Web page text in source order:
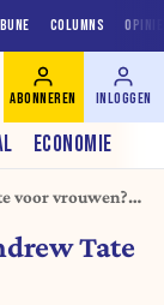
COLUMNS
ECONOMIE
ABONNEREN INLOGGEN
voor vrouwen?
Tate